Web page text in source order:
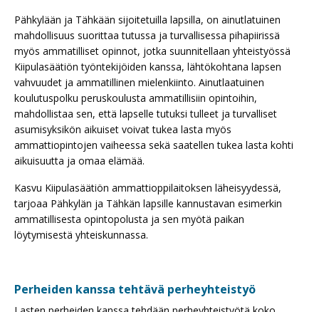
Pähkylään ja Tähkään sijoitetuilla lapsilla, on ainutlatuinen
mahdollisuus suorittaa tutussa ja turvallisessa pihapiirissä
myös ammatilliset opinnot, jotka suunnitellaan yhteistyössä
Kiipulasäätiön työntekijöiden kanssa, lähtökohtana lapsen
vahvuudet ja ammatillinen mielenkiinto. Ainutlaatuinen
koulutuspolku peruskoulusta ammatillisiin opintoihin,
mahdollistaa sen, että lapselle tutuksi tulleet ja turvalliset
asumisyksikön aikuiset voivat tukea lasta myös
ammattiopintojen vaiheessa sekä saatellen tukea lasta kohti
aikuisuutta ja omaa elämää.
Kasvu Kiipulasäätiön ammattioppilaitoksen läheisyydessä,
tarjoaa Pähkylän ja Tähkän lapsille kannustavan esimerkin
ammatillisesta opintopolusta ja sen myötä paikan
löytymisestä yhteiskunnassa.
Perheiden kanssa tehtävä perheyhteistyö